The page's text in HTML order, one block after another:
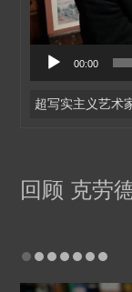
00:00
超写实主义艺术
回顾 克劳